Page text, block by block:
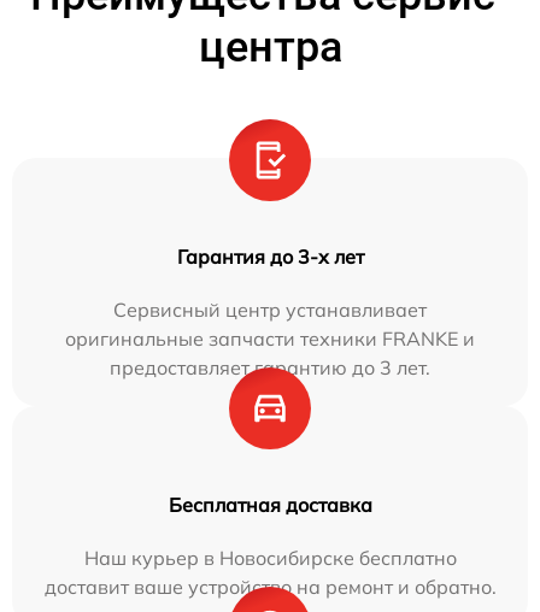
центра
Гарантия до 3-х лет
Сервисный центр устанавливает
оригинальные запчасти техники FRANKE и
предоставляет гарантию до 3 лет.
Бесплатная доставка
Наш курьер в Новосибирске бесплатно
доставит ваше устройство на ремонт и обратно.